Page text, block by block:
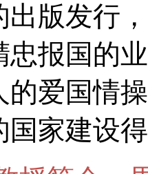
出版发行
忠报国的
的爱国情
国家建设